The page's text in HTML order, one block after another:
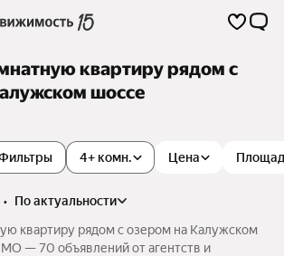
квартиру рядом с
шоссе
4+ комн. Цена
•
по актуальности
квартиру рядом с озером на Калужском
— 70 объявлений от агентств и